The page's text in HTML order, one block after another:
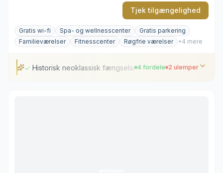
Tjek tilgængelighed
Gratis wi-fi Spa- og wellnesscenter
Gratis parkering
Familieværelser
Fitnesscenter Røgfrie værelser +4 mere
Historisk neoklassisk fængselsarkitektur
4 fordele 2 ulemper